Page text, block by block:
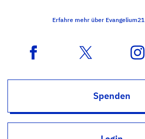
Erfahre mehr über Evangelium21
Spenden